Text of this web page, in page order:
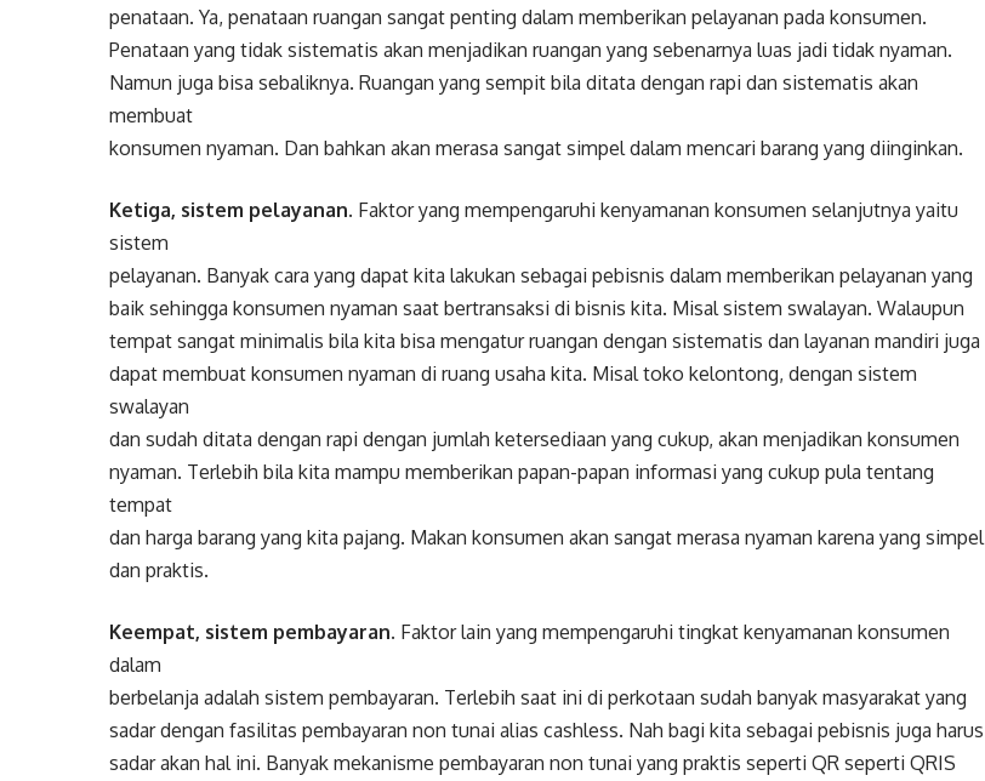
penataan. Ya, penataan ruangan sangat penting dalam memberikan pelayanan pada konsumen.
Penataan yang tidak sistematis akan menjadikan ruangan yang sebenarnya luas jadi tidak nyaman.
Namun juga bisa sebaliknya. Ruangan yang sempit bila ditata dengan rapi dan sistematis akan
membuat
konsumen nyaman. Dan bahkan akan merasa sangat simpel dalam mencari barang yang diinginkan.
Ketiga, sistem pelayanan. Faktor yang mempengaruhi kenyamanan konsumen selanjutnya yaitu
sistem
pelayanan. Banyak cara yang dapat kita lakukan sebagai pebisnis dalam memberikan pelayanan yang
baik sehingga konsumen nyaman saat bertransaksi di bisnis kita. Misal sistem swalayan. Walaupun
tempat sangat minimalis bila kita bisa mengatur ruangan dengan sistematis dan layanan mandiri juga
dapat membuat konsumen nyaman di ruang usaha kita. Misal toko kelontong, dengan sistem
swalayan
dan sudah ditata dengan rapi dengan jumlah ketersediaan yang cukup, akan menjadikan konsumen
nyaman. Terlebih bila kita mampu memberikan papan-papan informasi yang cukup pula tentang
tempat
dan harga barang yang kita pajang. Makan konsumen akan sangat merasa nyaman karena yang simpel
dan praktis.
Keempat, sistem pembayaran. Faktor lain yang mempengaruhi tingkat kenyamanan konsumen
dalam
berbelanja adalah sistem pembayaran. Terlebih saat ini di perkotaan sudah banyak masyarakat yang
sadar dengan fasilitas pembayaran non tunai alias cashless. Nah bagi kita sebagai pebisnis juga harus
sadar akan hal ini. Banyak mekanisme pembayaran non tunai yang praktis seperti QR seperti QRIS